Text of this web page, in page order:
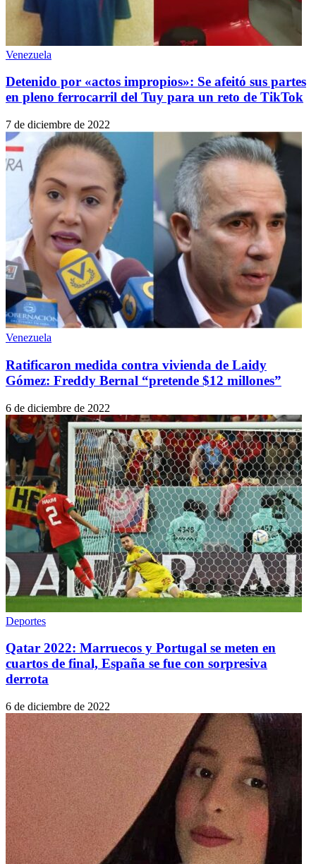
Venezuela
Detenido por «actos impropios»: Se afeitó sus partes
en pleno ferrocarril del Tuy para un reto de TikTok
7 de diciembre de 2022
Venezuela
Ratificaron medida contra vivienda de Laidy
Gómez: Freddy Bernal “pretende $12 millones”
6 de diciembre de 2022
Deportes
Qatar 2022: Marruecos y Portugal se meten en
cuartos de final, España se fue con sorpresiva
derrota
6 de diciembre de 2022